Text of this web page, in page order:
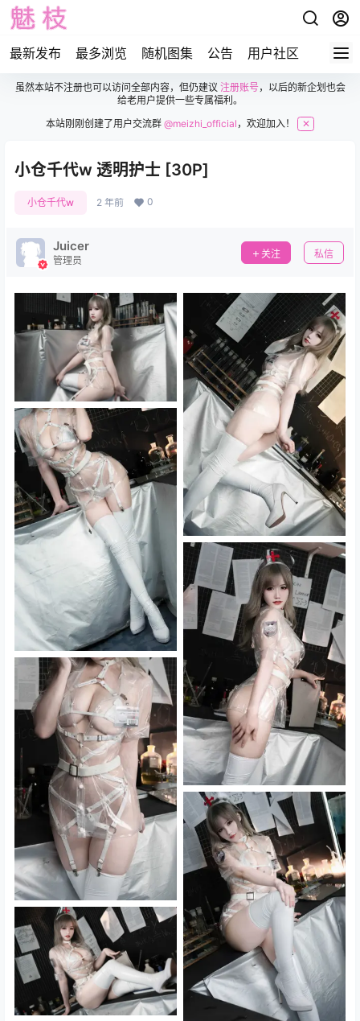
最新发布 最多浏览 随机图集 公告 用户社区
虽然本站不注册也可以访问全部内容，但仍建议 注册账号，以后的新企划也会
给老用户提供一些专属福利。
本站刚刚创建了用户交流群@meizhi_official ，欢迎加入！ ✕
小仓千代w 透明护士 [30P]
小仓千代w 2 年前 0
Juicer
管理员
关注 私信